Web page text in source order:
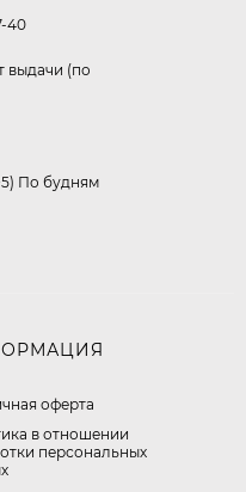
40
выдачи (по
По будням
оферта
в отношении
персональных